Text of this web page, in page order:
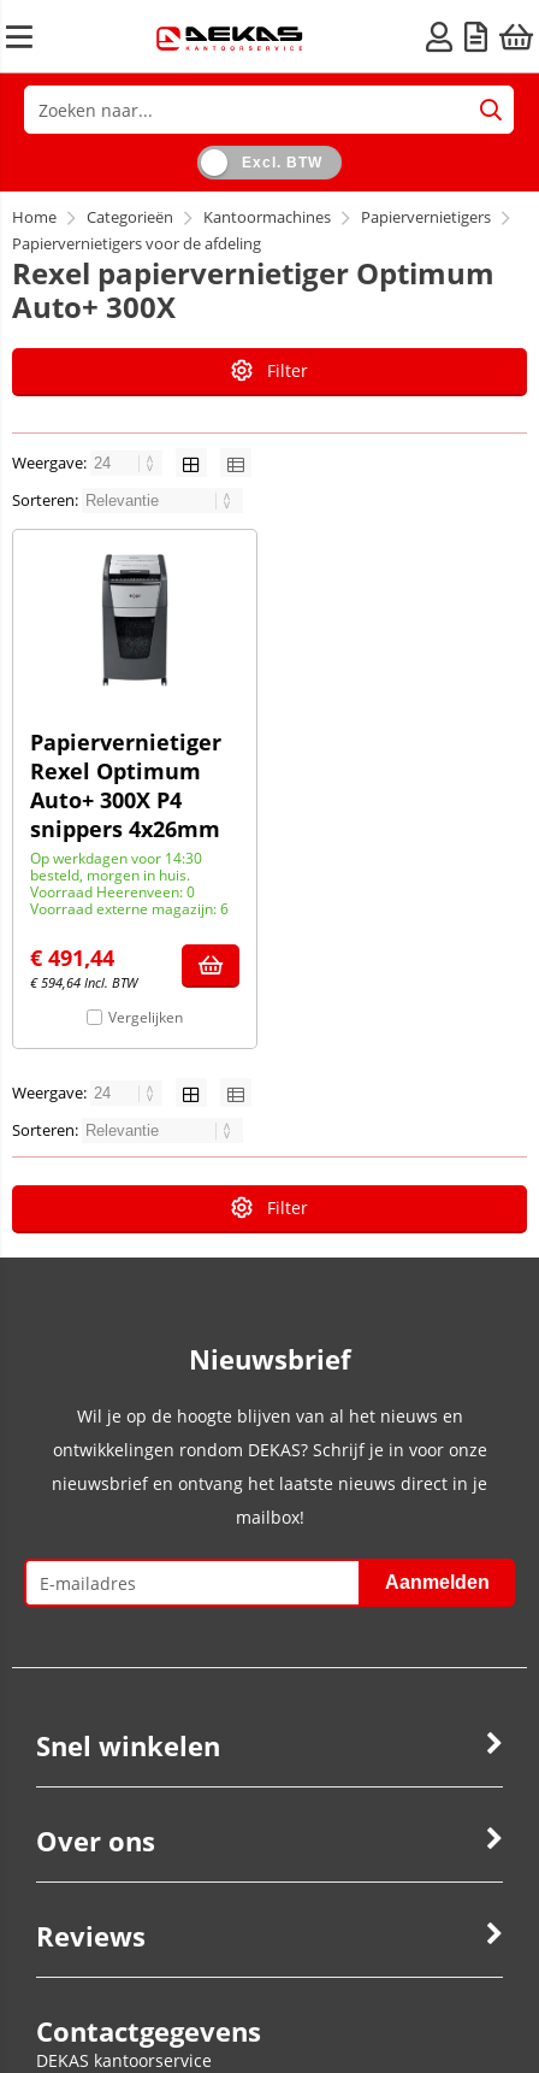
Excl. BTW
Home Categorieën Kantoormachines
Papiervernietigers
Papiervernietigers voor de afdeling
Rexel papiervernietiger Optimum
Auto+ 300X
Filter
Weergave:
Sorteren:
Papiervernietiger
Rexel Optimum
Auto+ 300X P4
snippers 4x26mm
Op werkdagen voor 14:30
besteld, morgen in huis.
Voorraad Heerenveen: 0
Voorraad externe magazijn: 6
€ 491,44
€594,64 Incl. BTW
Vergelijken
Weergave:
Sorteren:
Filter
Nieuwsbrief
Wil je op de hoogte blijven van al het nieuws en
ontwikkelingen rondom DEKAS? Schrijf je in voor onze
nieuwsbrief en ontvang het laatste nieuws direct in je
mailbox!
Snel winkelen
Over ons
Reviews
Contactgegevens
DEKAS kantoorservice